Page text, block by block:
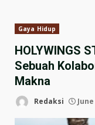
Gaya Hidup
HOLYWINGS
Sebuah
Makna
Redaksi